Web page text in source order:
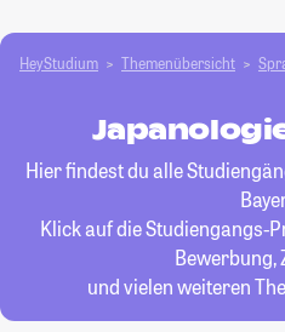
HeyStudium Themenübersicht
Hier findest du alle
Klick auf die Studiengangs-
Bewerbung,
und vielen weiteren